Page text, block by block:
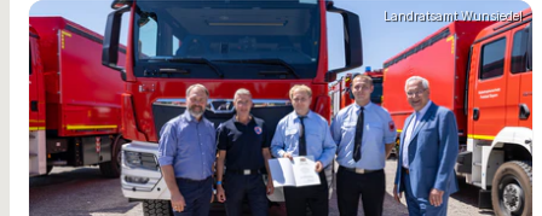
Landratsamt Wunsiedel